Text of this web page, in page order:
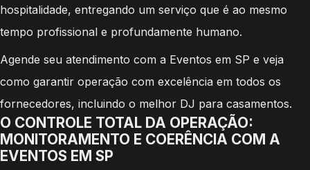
hospitalidade, entregando um serviço que é ao mesmo
tempo profissional e profundamente humano.
Agende seu atendimento com a Eventos em SP e veja
como garantir operação com excelência em todos os
fornecedores, incluindo o melhor DJ para casamentos.
O CONTROLE TOTAL DA OPERAÇÃO:
MONITORAMENTO E COERÊNCIA COM A
EVENTOS EM SP